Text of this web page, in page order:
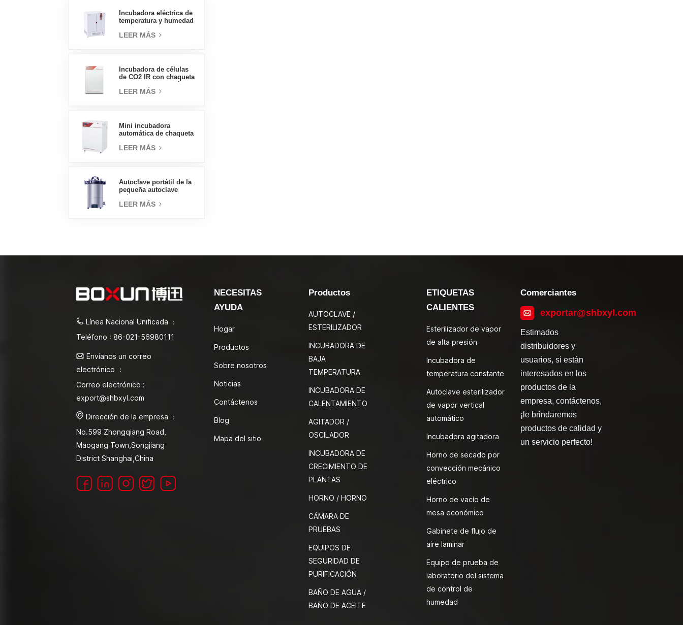
Incubadora eléctrica de
temperatura y humedad
suministros de
LEER MÁS
Incubadora de células
de CO2 IR con chaqueta
160L Incubadoras
LEER MÁS
Mini incubadora
automática de chaqueta
laboratorio, tipo
LEER MÁS
Autoclave portátil de la
pequeña autoclave
de vapor 18L
LEER MÁS
Línea Nacional Unificada ：
Teléfono : 86-021-56980111
Envíanos un correo
electrónico ：
Correo electrónico :
export@shbxyl.com
Dirección de la empresa ：
No.599 Zhongqiang Road,
Maogang Town,Songjiang
District Shanghai,China
NECESITAS
AYUDA
Hogar
Productos
Sobre nosotros
Noticias
Contáctenos
Blog
Mapa del sitio
Productos
AUTOCLAVE /
ESTERILIZADOR
INCUBADORA DE
BAJA
TEMPERATURA
INCUBADORA DE
CALENTAMIENTO
AGITADOR /
OSCILADOR
INCUBADORA DE
CRECIMIENTO DE
PLANTAS
HORNO / HORNO
CÁMARA DE
PRUEBAS
EQUIPOS DE
SEGURIDAD DE
PURIFICACIÓN
BAÑO DE AGUA /
BAÑO DE ACEITE
ETIQUETAS
CALIENTES
Esterilizador de vapor
de alta presión
Incubadora de
temperatura constante
Autoclave esterilizador
de vapor vertical
automático
Incubadora agitadora
Horno de secado por
convección mecánico
eléctrico
Horno de vacío de
mesa económico
Gabinete de flujo de
aire laminar
Equipo de prueba de
laboratorio del sistema
de control de
humedad
Comerciantes
exportar@shbxyl.com
Estimados
distribuidores y
usuarios, si están
interesados en los
productos de la
empresa, contáctenos,
¡le brindaremos
productos de calidad y
un servicio perfecto!